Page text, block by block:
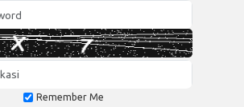
Remember Me